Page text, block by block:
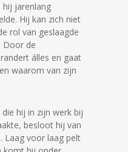
hij jarenlang
Hij kan zich niet
rol van geslaagde
Door de
álles en gaat
waarom van zijn
hij in zijn werk bij
besloot hij van
Laag voor laag pelt